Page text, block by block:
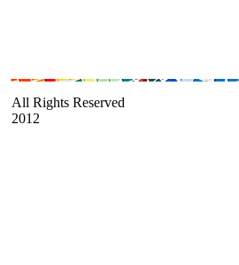
All Rights Reserved
2012